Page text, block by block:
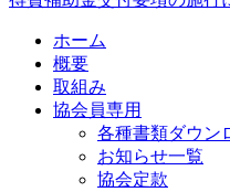
ナ
ホーム
概要
取組み
協会員専用
各種書類ダウン
お知らせ一覧
協会定款